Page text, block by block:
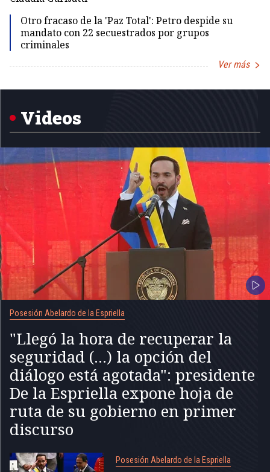
Otro fracaso de la 'Paz Total': Petro despide su
mandato con 22 secuestrados por grupos
criminales
Ver más
1
Videos
Posesión Abelardo de la Espriella
"Llegó la hora de recuperar la
seguridad (...) la opción del
diálogo está agotada": presidente
De la Espriella expone hoja de
ruta de su gobierno en primer
discurso
Posesión Abelardo de la Espriella